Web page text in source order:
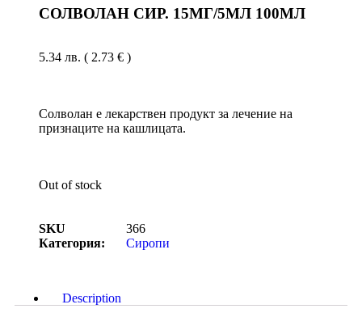
СОЛВОЛАН СИР. 15МГ/5МЛ 100МЛ
5.34 лв. ( 2.73 € )
Солволан е лекарствен продукт за лечение на
признаците на кашлицата.
Out of stock
SKU
366
Категория:
Сиропи
Description